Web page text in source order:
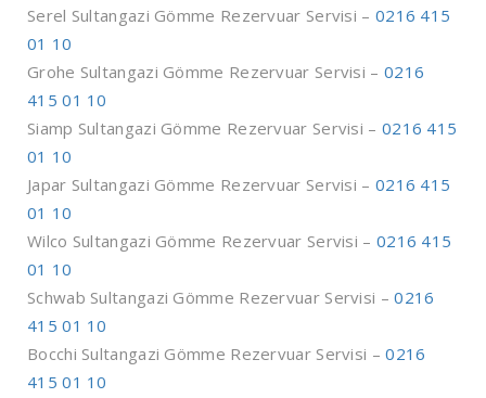
Serel Sultangazi Gömme Rezervuar Servisi – 0216 415
01 10
Grohe Sultangazi Gömme Rezervuar Servisi – 0216
415 01 10
Siamp Sultangazi Gömme Rezervuar Servisi – 0216 415
01 10
Japar Sultangazi Gömme Rezervuar Servisi – 0216 415
01 10
Wilco Sultangazi Gömme Rezervuar Servisi – 0216 415
01 10
Schwab Sultangazi Gömme Rezervuar Servisi –0216
415 01 10
Bocchi Sultangazi Gömme Rezervuar Servisi –0216
415 01 10